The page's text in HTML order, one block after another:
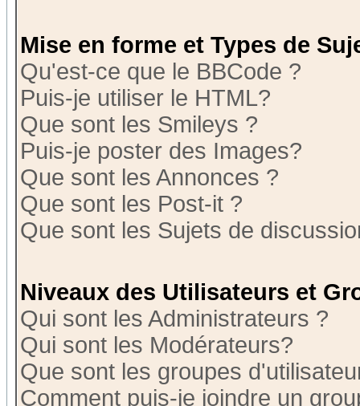
Mise en forme et Types de
Qu'est-ce que le BBCode ?
Puis-je utiliser le HTML?
Que sont les Smileys ?
Puis-je poster des Images?
Que sont les Annonces ?
Que sont les Post-it ?
Que sont les Sujets de
Niveaux des Utilisateurs et
Qui sont les Administrateurs ?
Qui sont les Modérateurs?
Que sont les groupes
Comment puis-je joindre un